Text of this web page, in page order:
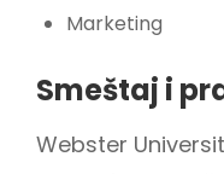
Marketing
Smeštaj i
Webster